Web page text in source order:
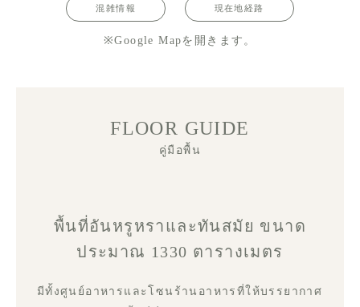
混雑情報 現在地経路
※Google Mapを開きます。
FLOOR GUIDE
คู่มือพื้น
พื้นที่อันหรูหราและทันสมัย ​​ขนาด
ประมาณ 1330 ตารางเมตร
มีทั้งศูนย์อาหารและโซนร้านอาหารที่ให้บรรยากาศ